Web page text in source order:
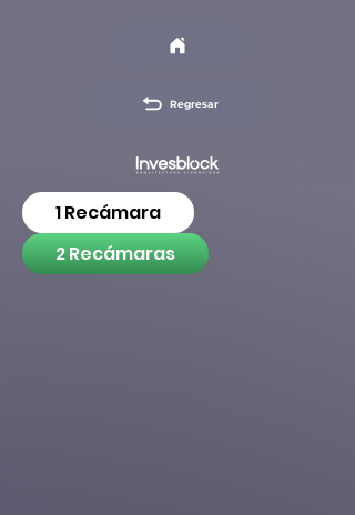
Regresar
1 Recámara
2 Recámaras